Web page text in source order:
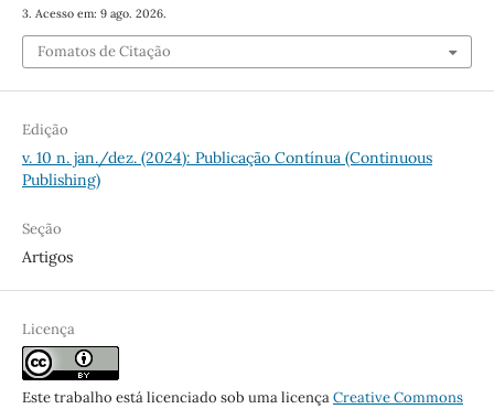
3. Acesso em: 9 ago. 2026.
Fomatos de Citação
Edição
v. 10 n. jan./dez. (2024): Publicação Contínua (Continuous
Publishing)
Seção
Artigos
Licença
Este trabalho está licenciado sob uma licençaCreative Commons